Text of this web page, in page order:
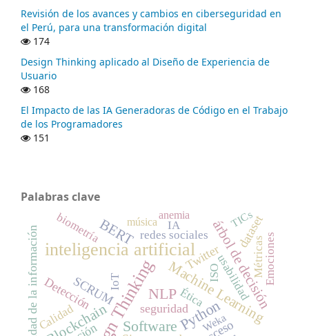
Revisión de los avances y cambios en ciberseguridad en
el Perú, para una transformación digital
174
Design Thinking aplicado al Diseño de Experiencia de
Usuario
168
El Impacto de las IA Generadoras de Código en el Trabajo
de los Programadores
151
Palabras clave
inteligencia artificial
Python
Software
NLPMachine Learning
BERT
Blockchain
árbol de decisión
SCRUM
seguridad de la información seguridad
Twitter
Detección
dataset
ISO Métricas
redes sociales
Ética
Emociones
Calidad
IA
usabilidad
biometría
IoT
anemia
música
Weka
TICs